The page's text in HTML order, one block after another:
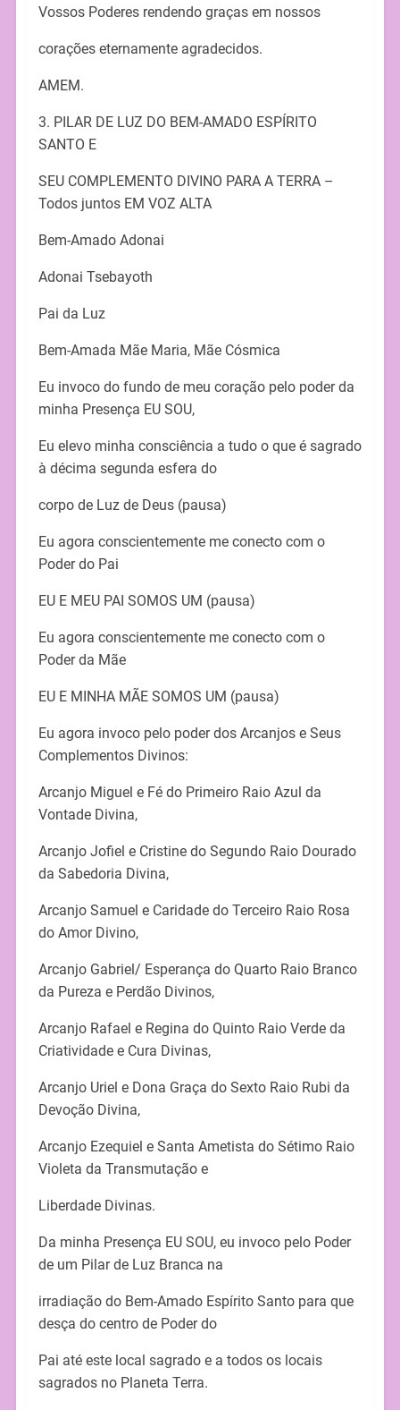
Vossos Poderes rendendo graças em nossos
corações eternamente agradecidos.
AMEM.
3. PILAR DE LUZ DO BEM-AMADO ESPÍRITO
SANTO E
SEU COMPLEMENTO DIVINO PARA A TERRA –
Todos juntos EM VOZ ALTA
Bem-Amado Adonai
Adonai Tsebayoth
Pai da Luz
Bem-Amada Mãe Maria, Mãe Cósmica
Eu invoco do fundo de meu coração pelo poder da
minha Presença EU SOU,
Eu elevo minha consciência a tudo o que é sagrado
à décima segunda esfera do
corpo de Luz de Deus (pausa)
Eu agora conscientemente me conecto com o
Poder do Pai
EU E MEU PAI SOMOS UM (pausa)
Eu agora conscientemente me conecto com o
Poder da Mãe
EU E MINHA MÃE SOMOS UM (pausa)
Eu agora invoco pelo poder dos Arcanjos e Seus
Complementos Divinos:
Arcanjo Miguel e Fé do Primeiro Raio Azul da
Vontade Divina,
Arcanjo Jofiel e Cristine do Segundo Raio Dourado
da Sabedoria Divina,
Arcanjo Samuel e Caridade do Terceiro Raio Rosa
do Amor Divino,
Arcanjo Gabriel/ Esperança do Quarto Raio Branco
da Pureza e Perdão Divinos,
Arcanjo Rafael e Regina do Quinto Raio Verde da
Criatividade e Cura Divinas,
Arcanjo Uriel e Dona Graça do Sexto Raio Rubi da
Devoção Divina,
Arcanjo Ezequiel e Santa Ametista do Sétimo Raio
Violeta da Transmutação e
Liberdade Divinas.
Da minha Presença EU SOU, eu invoco pelo Poder
de um Pilar de Luz Branca na
irradiação do Bem-Amado Espírito Santo para que
desça do centro de Poder do
Pai até este local sagrado e a todos os locais
sagrados no Planeta Terra.